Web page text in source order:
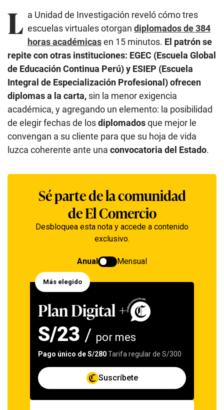
L a Unidad de Investigación reveló cómo tres
escuelas virtuales otorgan diplomados de 384
horas académicasen 15 minutos. El patrón se
repite con otras instituciones: EGEC (Escuela Global
de Educación Continua Perú) y ESIEP (Escuela
Integral de Especialización Profesional) ofrecen
diplomas a la carta, sin la menor exigencia
académica, y agregando un elemento: la posibilidad
de elegir fechas de losdiplomadosque mejor le
convengan a su cliente para que su hoja de vida
luzca coherente ante una convocatoria del Estado.